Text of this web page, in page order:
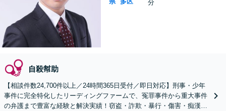
分
自殺幇助
【相談件数24,700件以上／24時間365日受付／即日対応】刑事・少年
事件に完全特化したリーディングファームで、冤罪事件から重大事件
の弁護まで豊富な経験と解決実績！窃盗・詐欺・暴行・傷害・痴漢・